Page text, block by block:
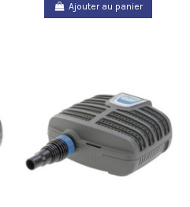
Ajouter au panier